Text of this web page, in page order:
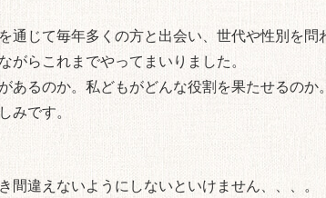
通じて毎年多くの方と出会い、世代や性別を問
がらこれまでやってまいりました。
あるのか。私どもがどんな役割を果たせるのか。
みです。
間違えないようにしないといけません、、、。